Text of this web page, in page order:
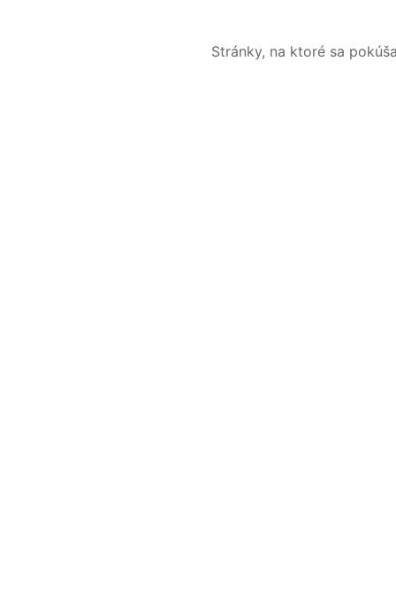
Stránky, na ktoré sa